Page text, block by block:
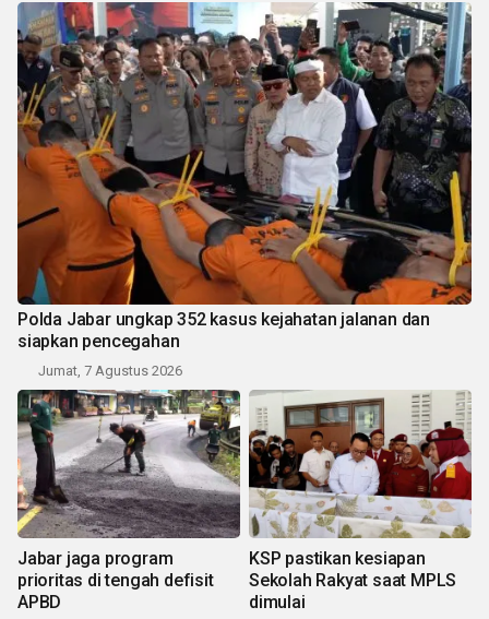
Polda Jabar ungkap 352 kasus kejahatan jalanan dan
siapkan pencegahan
Jumat, 7 Agustus 2026
Jabar jaga program
prioritas di tengah defisit
APBD
KSP pastikan kesiapan
Sekolah Rakyat saat MPLS
dimulai